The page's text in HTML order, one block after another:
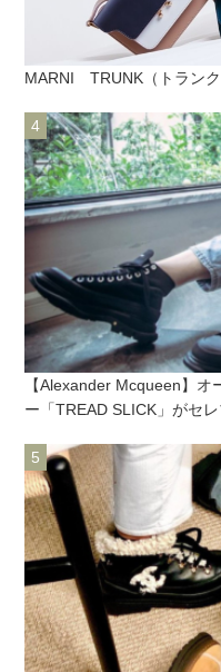
MARNI TRUNK（トラン
【Alexander Mcqueen】
ー「TREAD SLICK」がセ